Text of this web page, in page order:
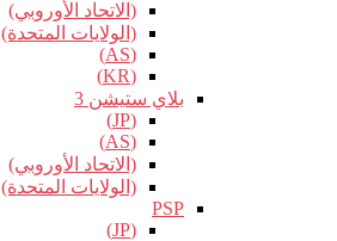
(الاتحاد الأوروبي)
(الولايات المتحدة)
(AS)
(KR)
بلاي ستيشن 3
(JP)
(AS)
(الاتحاد الأوروبي)
(الولايات المتحدة)
PSP
(JP)